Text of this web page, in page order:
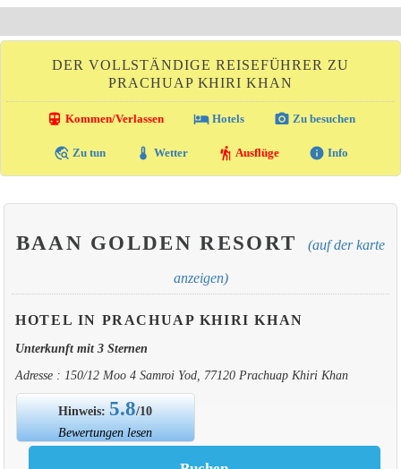
DER VOLLSTÄNDIGE REISEFÜHRER ZU
PRACHUAP KHIRI KHAN
directions_transit Kommen/Verlassen local_hotelHotels photo_camera Zu besuchen
travel_explore Zu tun thermostat Wetter hiking Ausflüge info Info
BAAN GOLDEN RESORT (auf der karte
anzeigen)
HOTEL IN PRACHUAP KHIRI KHAN
Unterkunft mit 3 Sternen
Adresse : 150/12 Moo 4 Samroi Yod, 77120 Prachuap Khiri Khan
Hinweis:5.8/10
Bewertungen lesen